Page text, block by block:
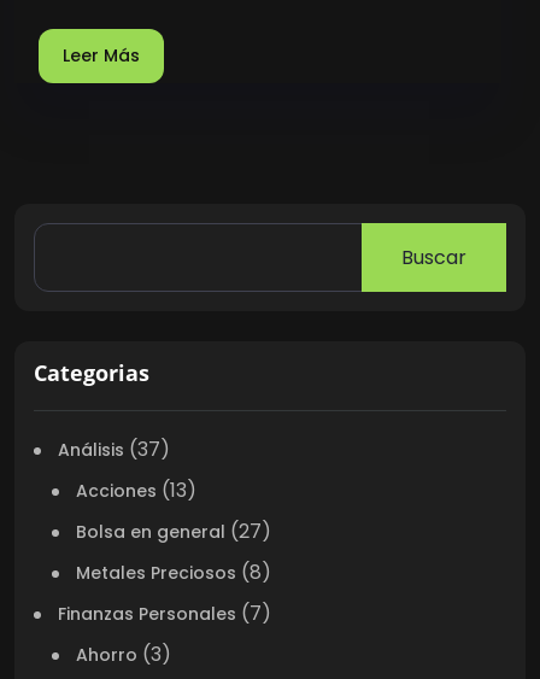
Leer Más
Buscar
Categorias
Análisis (37)
Acciones (13)
Bolsa en general (27)
Metales Preciosos (8)
Finanzas Personales (7)
Ahorro (3)